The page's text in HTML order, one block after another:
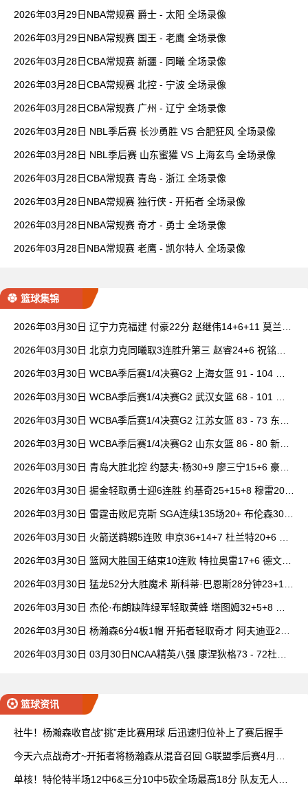
2026年03月29日NBA常规赛 爵士 - 太阳 全场录像
2026年03月29日NBA常规赛 国王 - 老鹰 全场录像
2026年03月28日CBA常规赛 新疆 - 同曦 全场录像
2026年03月28日CBA常规赛 北控 - 宁波 全场录像
2026年03月28日CBA常规赛 广州 - 辽宁 全场录像
2026年03月28日 NBL季后赛 长沙勇胜 VS 合肥狂风 全场录像
2026年03月28日 NBL季后赛 山东蜜獾 VS 上海玄鸟 全场录像
2026年03月28日CBA常规赛 青岛 - 浙江 全场录像
2026年03月28日NBA常规赛 独行侠 - 开拓者 全场录像
2026年03月28日NBA常规赛 奇才 - 勇士 全场录像
2026年03月28日NBA常规赛 老鹰 - 凯尔特人 全场录像
篮球集锦
2026年03月30日 辽宁力克福建 付豪22分 赵继伟14+6+11 莫兰德
2026年03月30日 北京力克同曦取3连胜升第三 赵睿24+6 祝铭震1
2026年03月30日 WCBA季后赛1/4决赛G2 上海女篮 91 - 104 四
2026年03月30日 WCBA季后赛1/4决赛G2 武汉女篮 68 - 101 山
2026年03月30日 WCBA季后赛1/4决赛G2 江苏女篮 83 - 73 东莞
2026年03月30日 WCBA季后赛1/4决赛G2 山东女篮 86 - 80 新疆
2026年03月30日 青岛大胜北控 约瑟夫·杨30+9 廖三宁15+6 豪斯
2026年03月30日 掘金轻取勇士迎6连胜 约基奇25+15+8 穆雷20+
2026年03月30日 雷霆击败尼克斯 SGA连续135场20+ 布伦森30分
2026年03月30日 火箭送鹈鹕5连败 申京36+14+7 杜兰特20+6 锡
2026年03月30日 篮网大胜国王结束10连败 特拉奥雷17+6 德文·
2026年03月30日 猛龙52分大胜魔术 斯科蒂·巴恩斯28分钟23+15
2026年03月30日 杰伦·布朗缺阵绿军轻取黄蜂 塔图姆32+5+8 普
2026年03月30日 杨瀚森6分4板1帽 开拓者轻取奇才 阿夫迪亚20+
2026年03月30日 03月30日NCAA精英八强 康涅狄格73 - 72杜克
篮球资讯
社牛！杨瀚森收官战“挑”走比赛用球 后迅速归位补上了赛后握手
今天六点战奇才~开拓者将杨瀚森从混音召回 G联盟季后赛4月开
单核！特伦特半场12中6&三分10中5砍全场最高18分 队友无人上